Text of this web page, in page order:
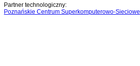
Partner technologiczny:
Poznańskie Centrum Superkomputerowo-Sieciowe